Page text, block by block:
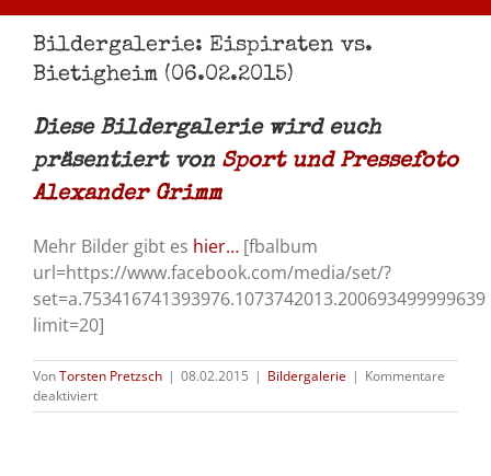
Bildergalerie: Eispiraten vs.
Bietigheim (06.02.2015)
Diese Bildergalerie wird euch
präsentiert von Sport und Pressefoto
Alexander Grimm
Mehr Bilder gibt es hier… [fbalbum
url=https://www.facebook.com/media/set/?
set=a.753416741393976.1073742013.200693499999639
limit=20]
VonTorsten Pretzsch | 08.02.2015 | Bildergalerie | Kommentare
deaktiviertfür
Bildergalerie: